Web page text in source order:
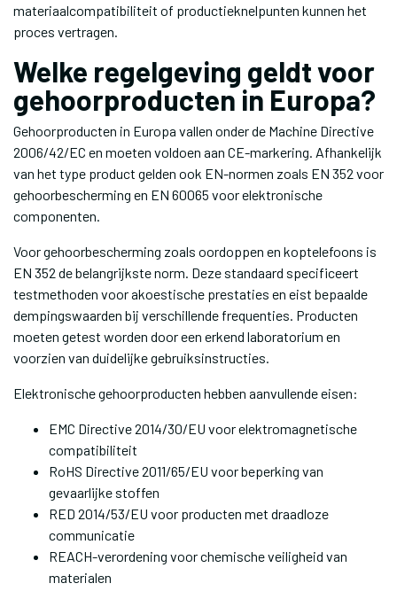
materiaalcompatibiliteit of productieknelpunten kunnen het
proces vertragen.
Welke regelgeving geldt voor
gehoorproducten in Europa?
Gehoorproducten in Europa vallen onder de Machine Directive
2006/42/EC en moeten voldoen aan CE-markering. Afhankelijk
van het type product gelden ook EN-normen zoals EN 352 voor
gehoorbescherming en EN 60065 voor elektronische
componenten.
Voor gehoorbescherming zoals oordoppen en koptelefoons is
EN 352 de belangrijkste norm. Deze standaard specificeert
testmethoden voor akoestische prestaties en eist bepaalde
dempingswaarden bij verschillende frequenties. Producten
moeten getest worden door een erkend laboratorium en
voorzien van duidelijke gebruiksinstructies.
Elektronische gehoorproducten hebben aanvullende eisen:
EMC Directive 2014/30/EU voor elektromagnetische
compatibiliteit
RoHS Directive 2011/65/EU voor beperking van
gevaarlijke stoffen
RED 2014/53/EU voor producten met draadloze
communicatie
REACH-verordening voor chemische veiligheid van
materialen